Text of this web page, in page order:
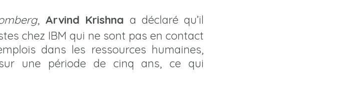
, Arvind Krishna a déclaré qu’il
chez IBM qui ne sont pas en contact
dans les ressources humaines,
une période de cinq ans, ce qui